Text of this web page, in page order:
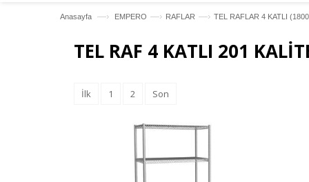
Anasayfa —› EMPERO —› RAFLAR —› TEL RAFLAR 4 KATLI
TEL RAF 4 KATLI 201
İlk 1 2 Son